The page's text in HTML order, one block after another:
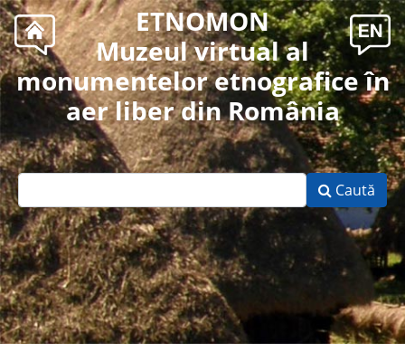
ETNOMON
Muzeul virtual al
monumentelor etnografice în
aer liber din România
Caută